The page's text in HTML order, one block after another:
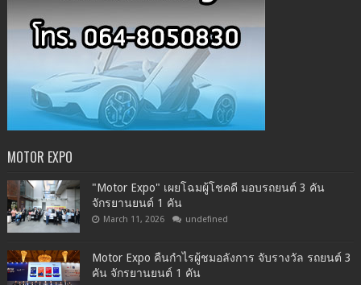
MOTOR EXPO
"Motor Expo" เผยโฉมผู้โชคดี มอบรถยนต์ 3 คัน
จักรยานยนต์ 1 คัน
March 11, 2026 undefined
Motor Expo คืนกำไรผู้ชมอลังการ จับรางวัล รถยนต์ 3
คัน จักรยานยนต์ 1 คัน